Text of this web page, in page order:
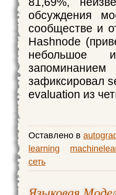
обсуждения
сообществе и
Hashnode
небольшое
зафиксировал
evaluation из
Оставлено в
learning
сеть